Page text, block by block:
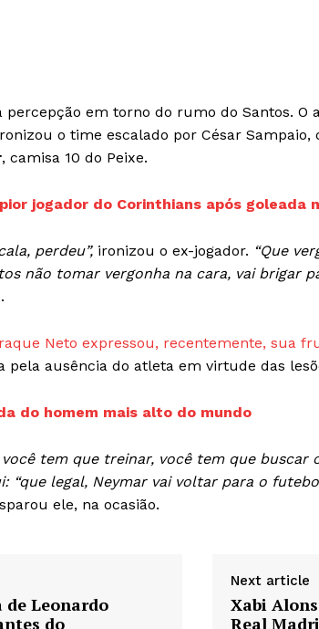
iCHAIT
Inteligência Artificial
SAIBA MAIS
percepção em torno do rumo do Santos. O
o time escalado por César
, camisa 10 do Peixe.
jogador do Corinthians após goleada
perdeu”, ironizou o ex-jogador. “Que
não tomar vergonha na cara, vai brigar
Neto expressou, recentemente, sua
pela ausência do atleta em virtude das
do homem mais alto do mundo
você tem que treinar, você tem que buscar
“que legal, Neymar vai voltar para o
ele, na ocasião.
de Leonardo
do
Next article
Xabi
Real